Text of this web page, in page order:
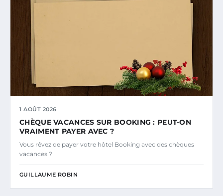
1 AOÛT 2026
CHÈQUE VACANCES SUR BOOKING : PEUT-ON
VRAIMENT PAYER AVEC ?
Vous rêvez de payer votre hôtel Booking avec des chèques
vacances ?
GUILLAUME ROBIN